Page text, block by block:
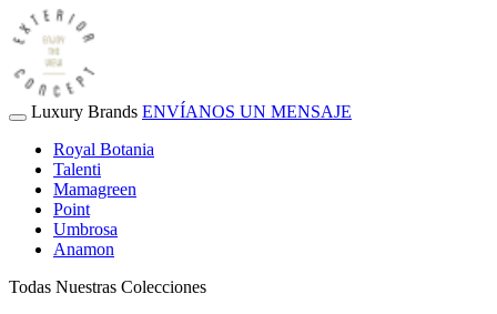
Luxury Brands ENVÍANOS UN MENSAJE
Royal Botania
Talenti
Mamagreen
Point
Umbrosa
Anamon
Todas Nuestras Colecciones